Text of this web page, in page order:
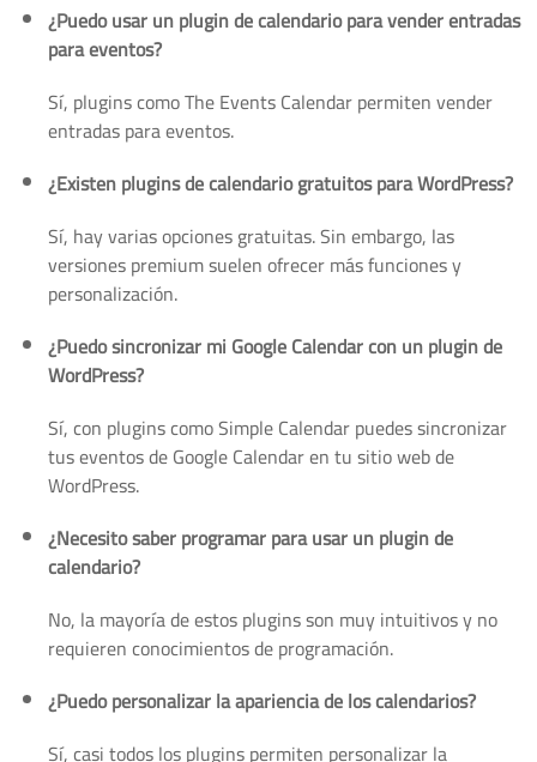
¿Puedo usar un plugin de calendario para vender entradas
para eventos?
Sí, plugins como The Events Calendar permiten vender
entradas para eventos.
¿Existen plugins de calendario gratuitos para WordPress?
Sí, hay varias opciones gratuitas. Sin embargo, las
versiones premium suelen ofrecer más funciones y
personalización.
¿Puedo sincronizar mi Google Calendar con un plugin de
WordPress?
Sí, con plugins como Simple Calendar puedes sincronizar
tus eventos de Google Calendar en tu sitio web de
WordPress.
¿Necesito saber programar para usar un plugin de
calendario?
No, la mayoría de estos plugins son muy intuitivos y no
requieren conocimientos de programación.
¿Puedo personalizar la apariencia de los calendarios?
Sí, casi todos los plugins permiten personalizar la